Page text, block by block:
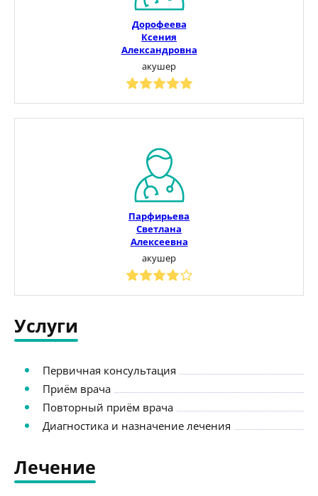
Дорофеева
Ксения
Александровна
акушер
Парфирьева
Светлана
Алексеевна
акушер
Услуги
Первичная консультация
Приём врача
Повторный приём врача
Диагностика и назначение лечения
Лечение